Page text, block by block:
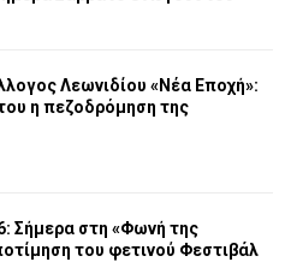
Λεωνιδίου «Νέα Εποχή»:
η πεζοδρόμηση της
Σήμερα στη «Φωνή της
του φετινού Φεστιβάλ